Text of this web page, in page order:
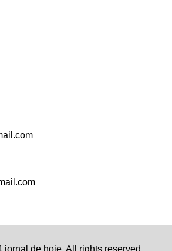
jornal de hoje. All rights reserved.